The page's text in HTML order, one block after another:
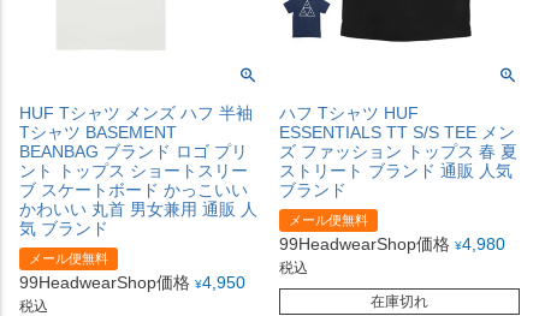
HUF Tシャツ メンズ ハフ 半袖
Tシャツ BASEMENT
BEANBAG ブランド ロゴ プリ
ント トップス ショートスリー
ブ スケートボード かっこいい
かわいい 丸首 男女兼用 通販 人
気 ブランド
メール便無料
99HeadwearShop価格 ¥4,950
税込
ハフ Tシャツ HUF
ESSENTIALS TT S/S TEE メン
ズ ファッション トップス 春 夏
ストリート ブランド 通販 人気
ブランド
メール便無料
99HeadwearShop価格 ¥4,980
税込
在庫切れ